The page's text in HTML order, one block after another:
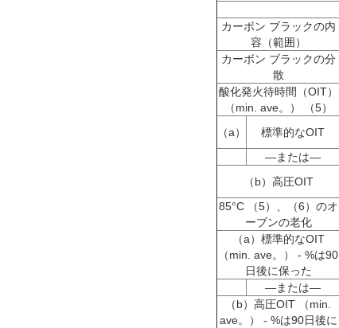
カーボン ブラックの内
容（範囲）
カーボン ブラックの分
散
酸化発火待時間（OIT）
（min. ave。）
（5）
（a）
標準的なOIT
—または—
（b）高圧OIT
85°C
（5）、（6） のオ
ーブンの老化
（a）標準的なOIT
（min. ave。） - %は90
日後に保った
—または—
（b）高圧OIT （min.
ave。） - %は90日後に